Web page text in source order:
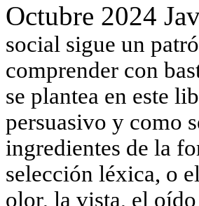
Octubre 2024
social sigue un
comprender con
se plantea en este
persuasivo y como
ingredientes de la
selección léxica, o
olor, la vista, el